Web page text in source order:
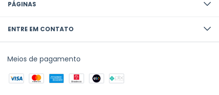
PÁGINAS
ENTRE EM CONTATO
Meios de pagamento